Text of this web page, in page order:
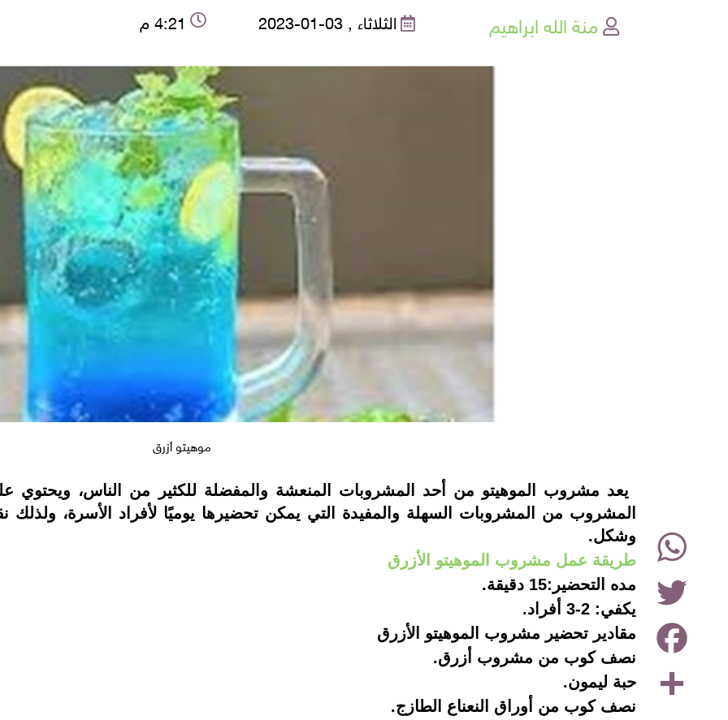
منة الله ابراهيم الثلاثاء , 03-01-2023 4:21 م
موهيتو أزرق
Share
Facebook
Twitter
WhatsApp
يعد مشروب الموهيتو من أحد المشروبات المنعشة والمفضلة للكثير من الناس، ويحتوي
المشروب من المشروبات السهلة والمفيدة التي يمكن تحضيرها يوميًا لأفراد الأسرة،
وشكل.
طريقة عمل مشروب الموهيتو الأزرق
مده التحضير:15 دقيقة.
يكفي: 2-3 أفراد.
مقادير تحضير مشروب الموهيتو الأزرق
نصف كوب من مشروب أزرق.
حبة ليمون.
نصف كوب من أوراق النعناع الطازج.